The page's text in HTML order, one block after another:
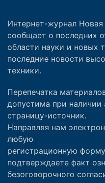
Интернет-журнал
сообщает о последних
области науки и новых
последние новости
техники.
Перепечатка
допустима при наличии
страницу-источник.
Направляя нам
любую
регистрационную
подтверждаете факт
безоговорочного